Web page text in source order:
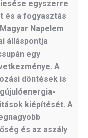
egyszerre
és a fogyasztás
Napelem
álláspontja
egy
A
döntések is
kiépítését. A
és az aszály